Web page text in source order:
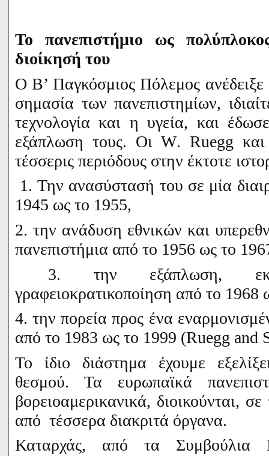
Το πανεπιστήμιο ως
διοίκησή του
Ο Β’ Παγκόσμιος Πόλεμος
σημασία των πανεπιστημίων,
τεχνολογία και η υγεία, και
εξάπλωση τους. ΟιW. Ruegg
τέσσερις περιόδους στην έκτοτε
1. Την ανασύστασή του σε μία
1945 ως το 1955,
2. την ανάδυση εθνικών και
πανεπιστήμια από το 1956 ως το
3. την εξάπλωση,
γραφειοκρατικοποίηση από το 1968
4. την πορεία προς ένα
από το 1983 ως το 1999 (Ruegg and
Το ίδιο διάστημα έχουμε
θεσμού. Τα ευρωπαϊκά
βορειοαμερικανικά, διοικούνται,
από τέσσερα διακριτά όργανα.
Καταρχάς, από τα Συμβούλια